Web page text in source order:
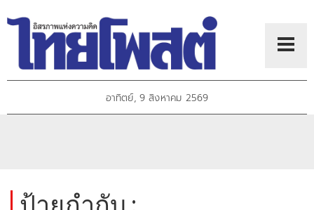
อาทิตย์, 9 สิงหาคม 2569